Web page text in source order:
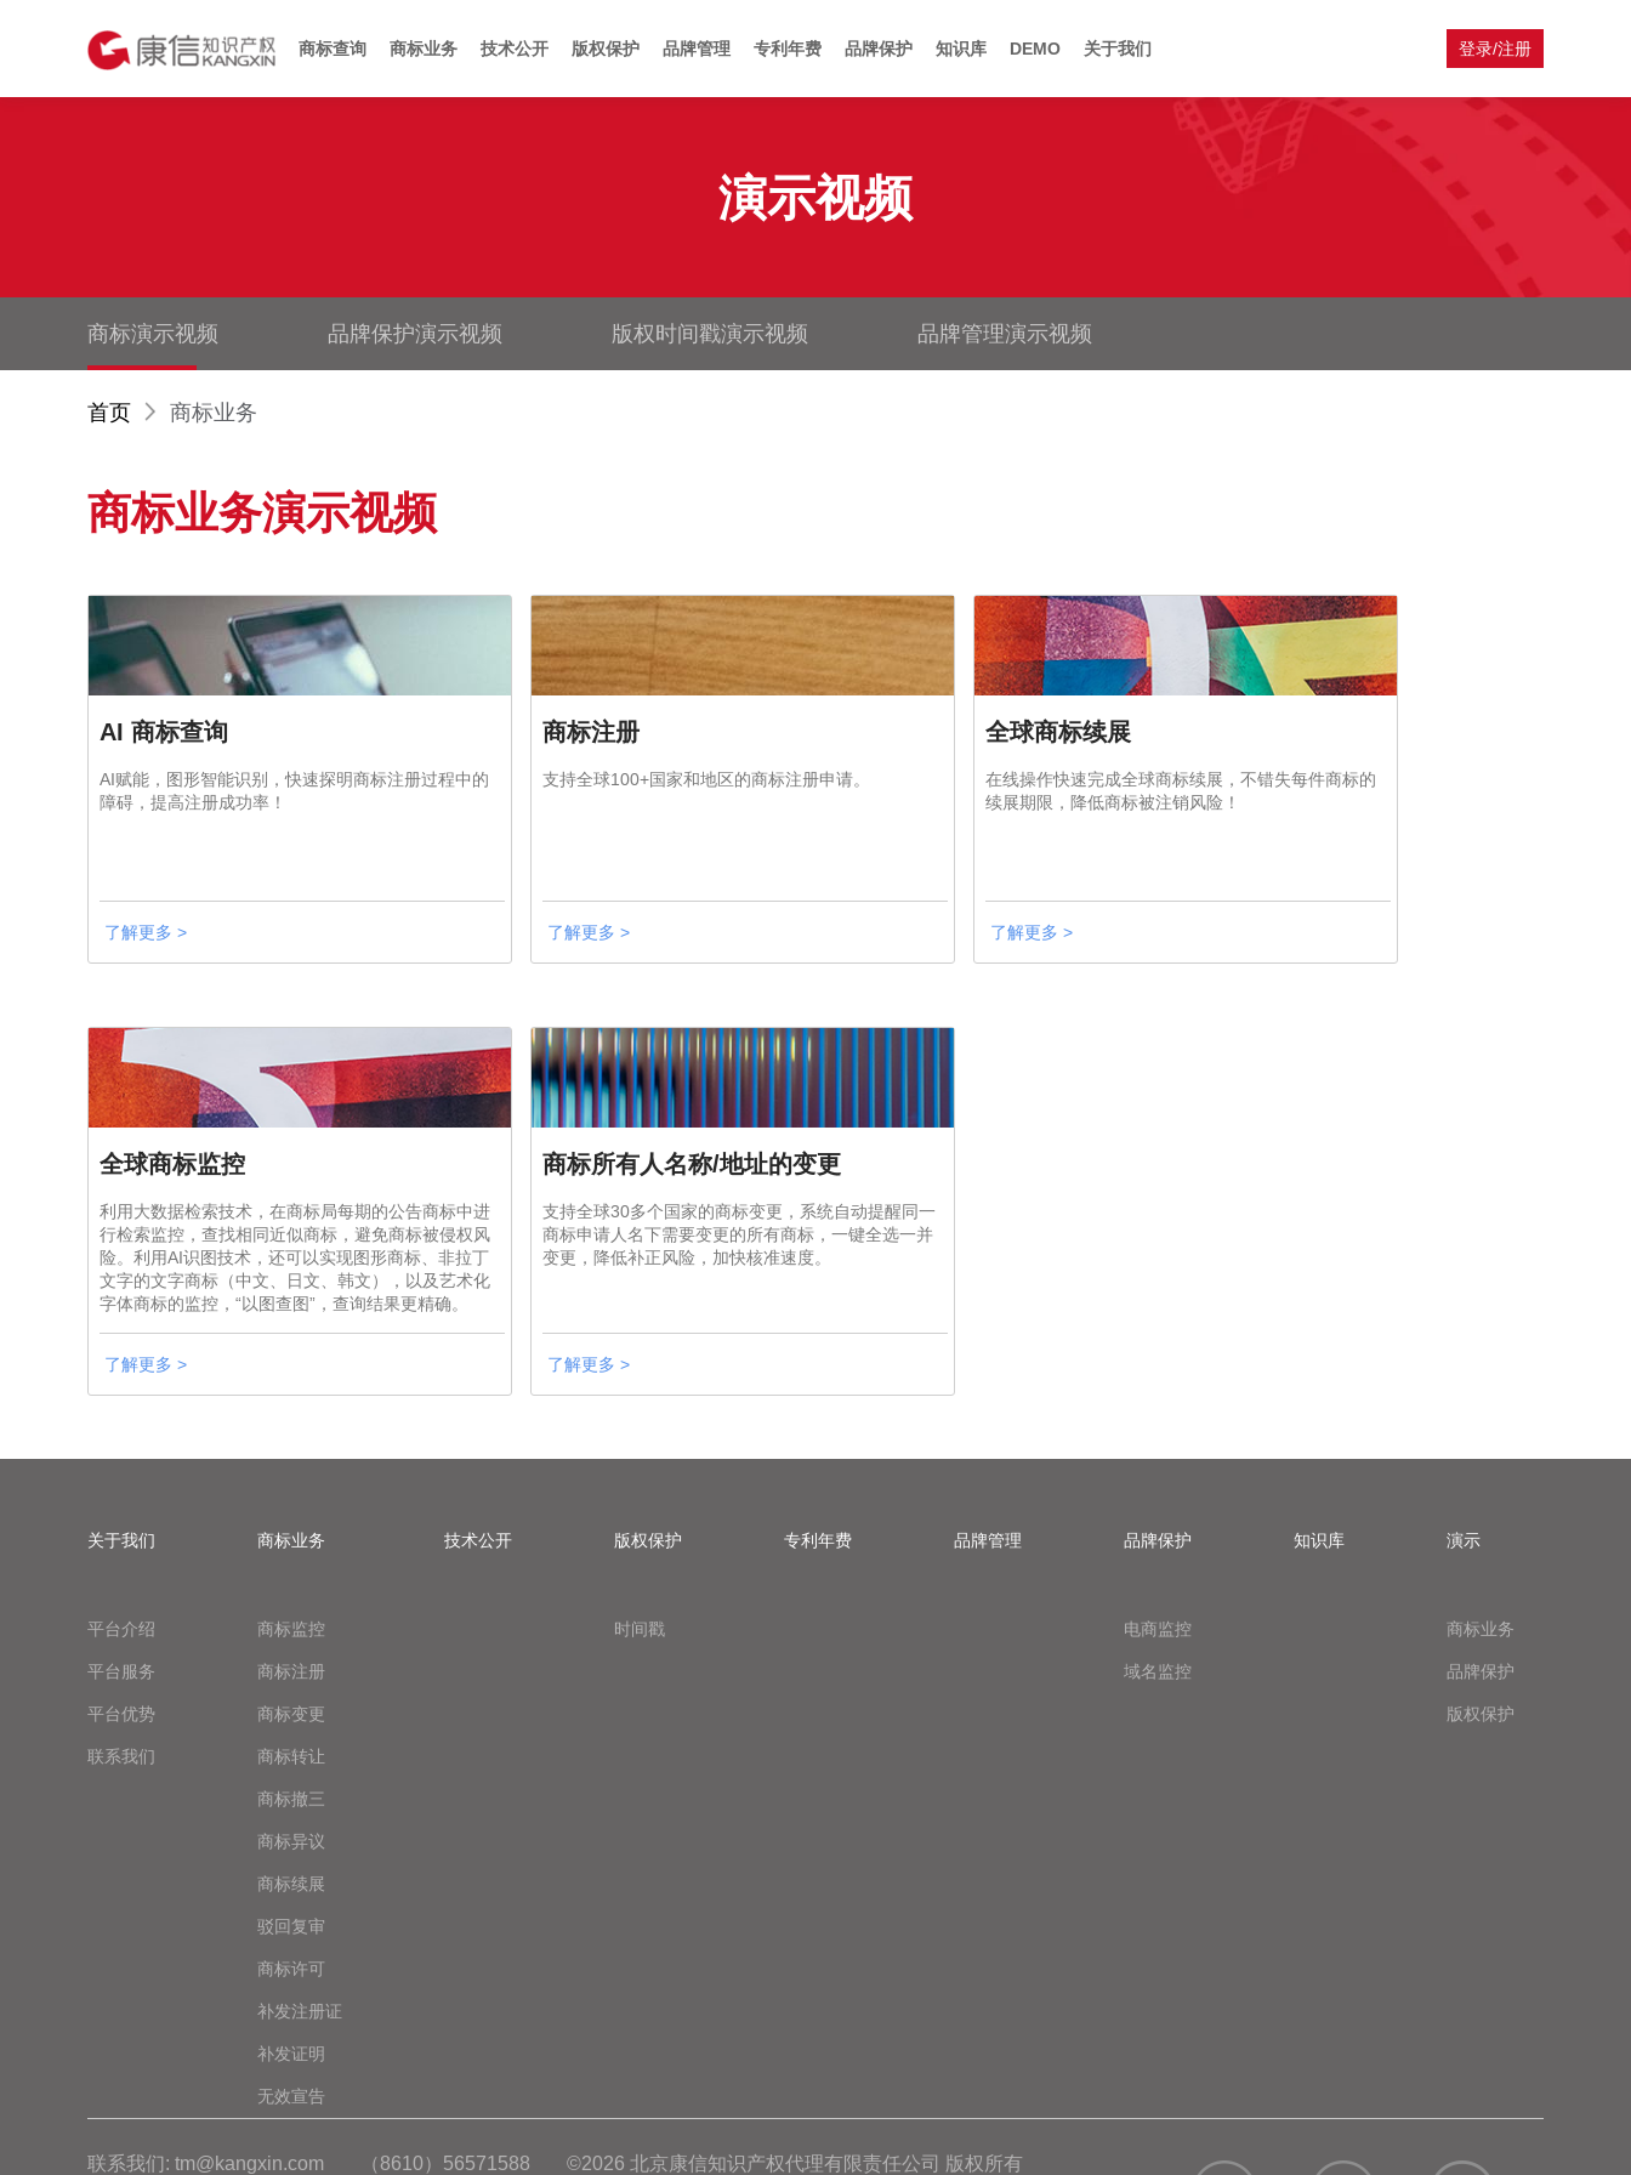
商标查询 商标业务 技术公开 版权保护 品牌管理 专利年费 品牌保护 知识库 DEMO 关于我们 登录/注册
演示视频
商标演示视频 品牌保护演示视频 版权时间戳演示视频 品牌管理演示视频
首页 商标业务
商标业务演示视频
AI 商标查询
AI赋能，图形智能识别，快速探明商标注册过程中的
障碍，提高注册成功率！
了解更多 >
商标注册
支持全球100+国家和地区的商标注册申请。
了解更多 >
全球商标续展
在线操作快速完成全球商标续展，不错失每件商标的
续展期限，降低商标被注销风险！
了解更多 >
全球商标监控
利用大数据检索技术，在商标局每期的公告商标中进
行检索监控，查找相同近似商标，避免商标被侵权风
险。利用AI识图技术，还可以实现图形商标、非拉丁
文字的文字商标（中文、日文、韩文），以及艺术化
字体商标的监控，“以图查图”，查询结果更精确。
了解更多 >
商标所有人名称/地址的变更
支持全球30多个国家的商标变更，系统自动提醒同一
商标申请人名下需要变更的所有商标，一键全选一并
变更，降低补正风险，加快核准速度。
了解更多 >
关于我们
平台介绍
平台服务
平台优势
联系我们
商标业务
商标监控
商标注册
商标变更
商标转让
商标撤三
商标异议
商标续展
驳回复审
商标许可
补发注册证
补发证明
无效宣告
技术公开 版权保护
时间戳
专利年费 品牌管理 品牌保护
电商监控
域名监控
知识库 演示
商标业务
品牌保护
版权保护
联系我们: tm@kangxin.com （8610）56571588 ©2026 北京康信知识产权代理有限责任公司 版权所有